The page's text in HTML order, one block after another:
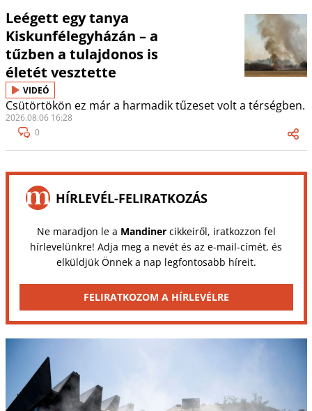
Leégett egy tanya
Kiskunfélegyházán – a
tűzben a tulajdonos is
életét vesztette
VIDEÓ
Csütörtökön ez már a harmadik tűzeset volt a térségben.
2026.08.06 16:28
0
HÍRLEVÉL-FELIRATKOZÁS
Ne maradjon le a Mandinercikkeiről, iratkozzon fel
hírlevelünkre! Adja meg a nevét és az e-mail-címét, és
elküldjük Önnek a nap legfontosabb híreit.
FELIRATKOZOM A HÍRLEVÉLRE